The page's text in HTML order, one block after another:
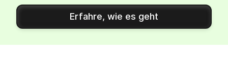
Erfahre, wie es geht